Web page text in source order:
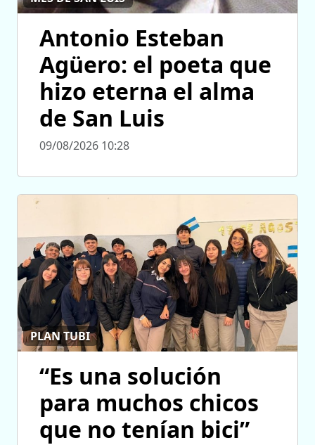
Antonio Esteban
Agüero: el poeta que
hizo eterna el alma
de San Luis
09/08/2026 10:28
PLAN TUBI
“Es una solución
para muchos chicos
que no tenían bici”